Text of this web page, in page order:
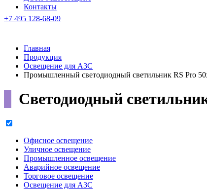
Контакты
+7 495 128-68-09
Главная
Продукция
Освещение для АЗС
Промышленный светодиодный светильник RS Pro
Светодиодный
Офисное освещение
Уличное освещение
Промышленное освещение
Аварийное освещение
Торговое освещение
Освещение для АЗС